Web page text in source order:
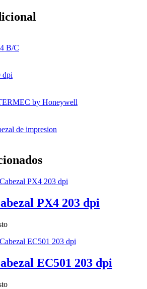
B/C
dpi
by Honeywell
de impresion
PX4 203 dpi
EC501 203 dpi